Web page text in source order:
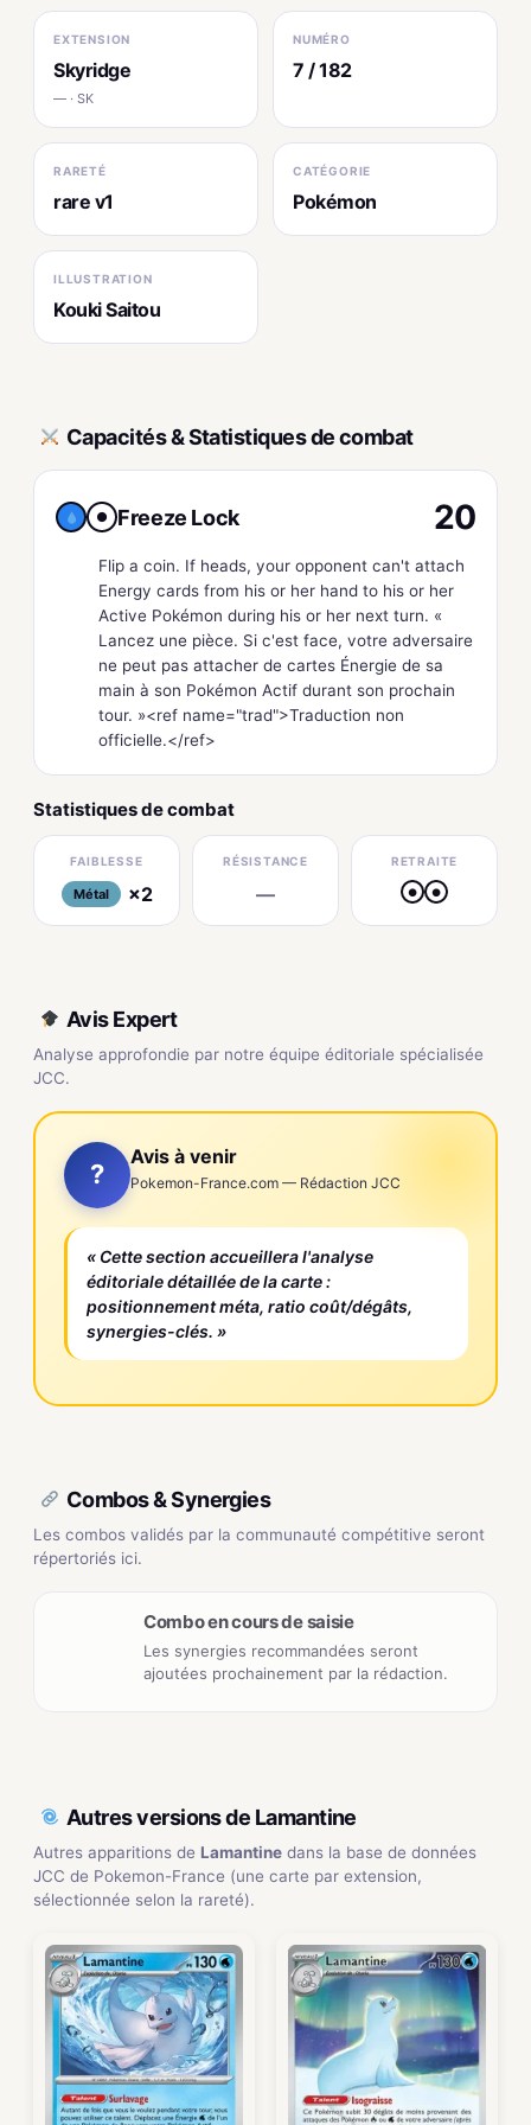
EXTENSION
Skyridge
— · SK
NUMÉRO
7 / 182
RARETÉ
rare v1
CATÉGORIE
Pokémon
ILLUSTRATION
Kouki Saitou
Capacités & Statistiques de combat
● Freeze Lock 20
Flip a coin. If heads, your opponent can't attach
Energy cards from his or her hand to his or her
Active Pokémon during his or her next turn. «
Lancez une pièce. Si c'est face, votre adversaire
ne peut pas attacher de cartes Énergie de sa
main à son Pokémon Actif durant son prochain
tour. »<ref name="trad">Traduction non
officielle.</ref>
Statistiques de combat
FAIBLESSE
Métal ×2
RÉSISTANCE
—
RETRAITE
● ●
Avis Expert
Analyse approfondie par notre équipe éditoriale spécialisée
JCC.
?
Avis à venir
Pokemon-France.com — Rédaction JCC
« Cette section accueillera l'analyse
éditoriale détaillée de la carte :
positionnement méta, ratio coût/dégâts,
synergies-clés. »
Combos & Synergies
Les combos validés par la communauté compétitive seront
répertoriés ici.
Combo en cours de saisie
Les synergies recommandées seront
ajoutées prochainement par la rédaction.
Autres versions de Lamantine
Autres apparitions de Lamantine dans la base de données
JCC de Pokemon-France (une carte par extension,
sélectionnée selon la rareté).